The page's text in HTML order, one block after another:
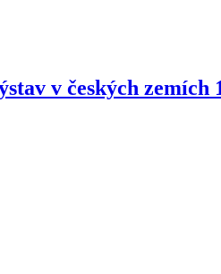
v českých zemích